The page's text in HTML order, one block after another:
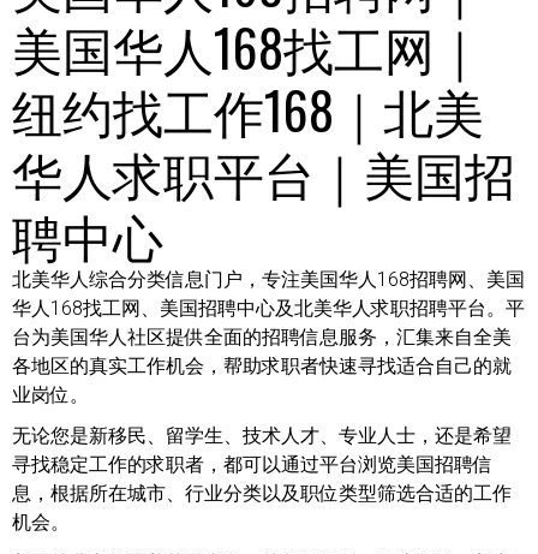
美国华人168找工网｜
纽约找工作168｜北美
华人求职平台｜美国招
聘中心
北美华人综合分类信息门户，专注美国华人168招聘网、美国
华人168找工网、美国招聘中心及北美华人求职招聘平台。平
台为美国华人社区提供全面的招聘信息服务，汇集来自全美
各地区的真实工作机会，帮助求职者快速寻找适合自己的就
业岗位。
无论您是新移民、留学生、技术人才、专业人士，还是希望
寻找稳定工作的求职者，都可以通过平台浏览美国招聘信
息，根据所在城市、行业分类以及职位类型筛选合适的工作
机会。